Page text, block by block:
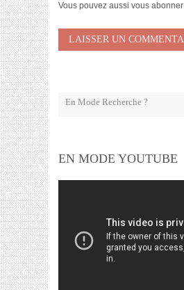
Vous pouvez aussi vous abonner
EN MODE YOUTUBE